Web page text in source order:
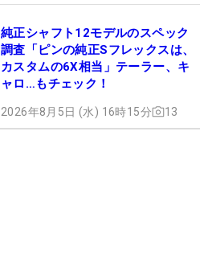
純正シャフト12モデルのスペック
調査「ピンの純正Sフレックスは、
カスタムの6X相当」テーラー、キ
ャロ…もチェック！
2026年8月5日 (水) 16時15分 13